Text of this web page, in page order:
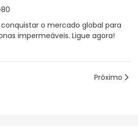
conquistar o mercado global para
impermeáveis. Ligue agora!
Próximo